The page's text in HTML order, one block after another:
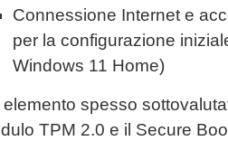
Connessione Internet e
per la configurazione
Windows 11 Home)
elemento spesso
TPM 2.0 e il Secure